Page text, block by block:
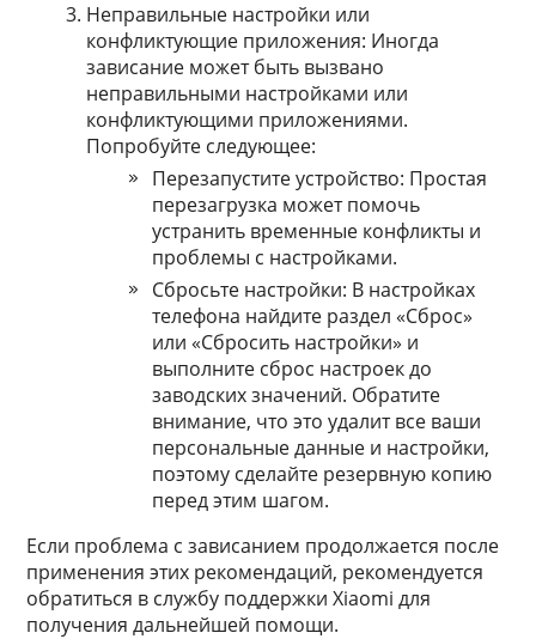
Неправильные настройки или
конфликтующие приложения: Иногда
зависание может быть вызвано
неправильными настройками или
конфликтующими приложениями.
Попробуйте следующее:
Перезапустите устройство: Простая
перезагрузка может помочь
устранить временные конфликты и
проблемы с настройками.
Сбросьте настройки: В настройках
телефона найдите раздел «Сброс»
или «Сбросить настройки» и
выполните сброс настроек до
заводских значений. Обратите
внимание, что это удалит все ваши
персональные данные и настройки,
поэтому сделайте резервную копию
перед этим шагом.
Если проблема с зависанием продолжается после
применения этих рекомендаций, рекомендуется
обратиться в службу поддержки Xiaomi для
получения дальнейшей помощи.